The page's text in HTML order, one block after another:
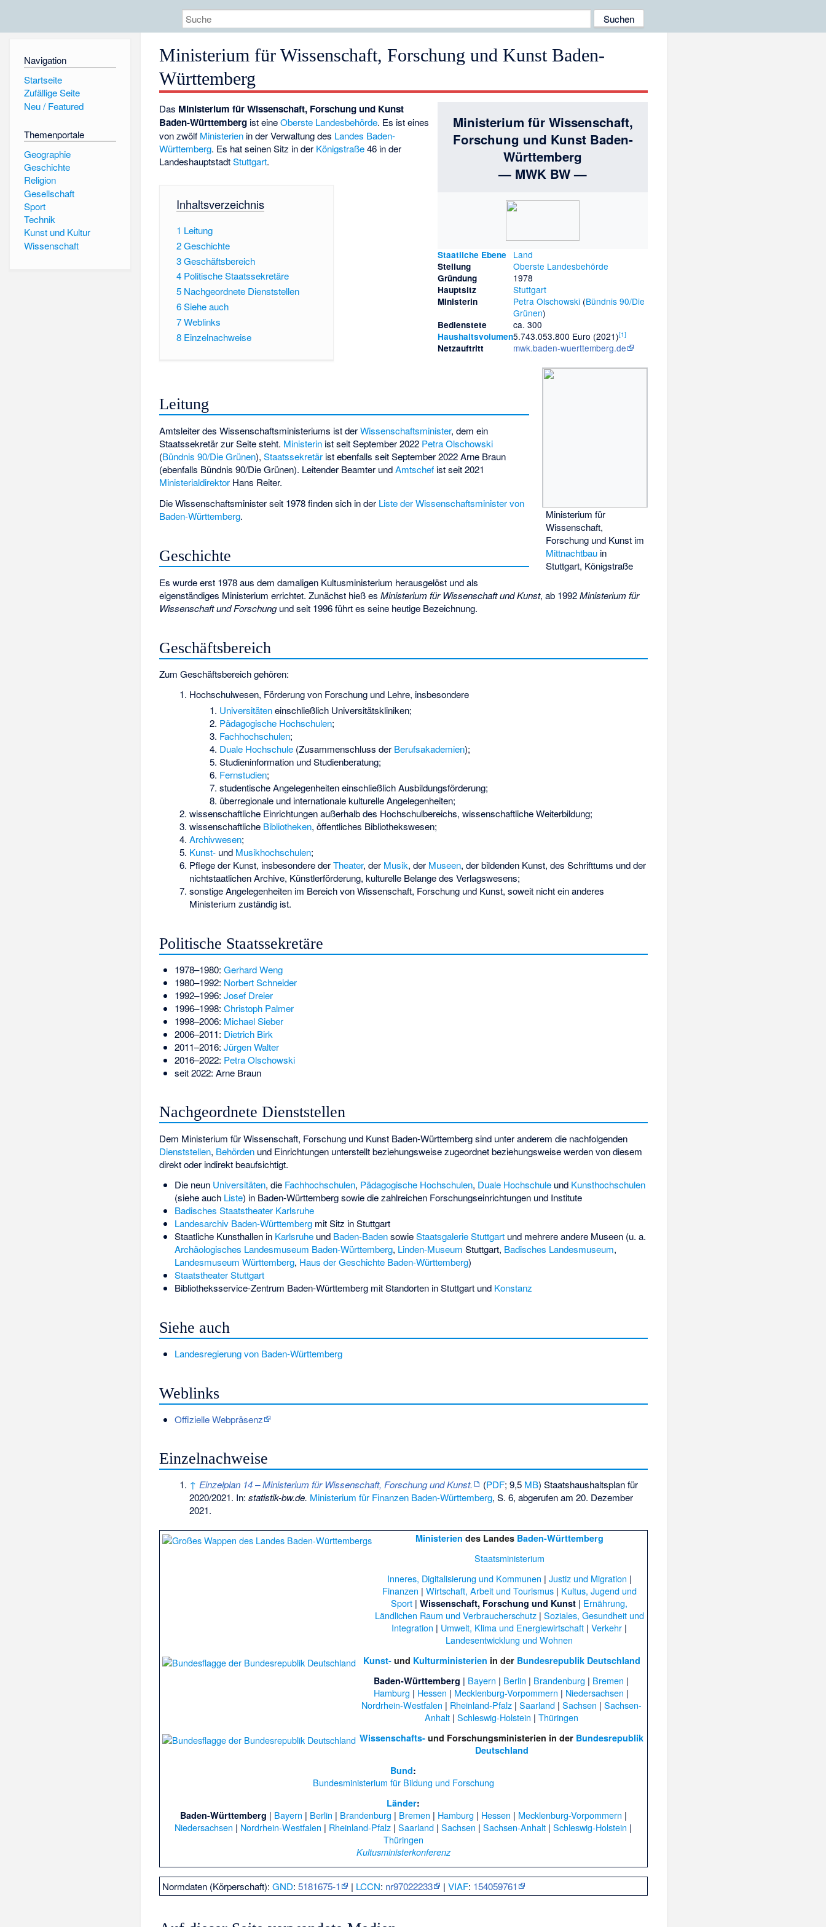
Navigation
Startseite
Zufällige Seite
Neu / Featured
Themenportale
Geographie
Geschichte
Religion
Gesellschaft
Sport
Technik
Kunst und Kultur
Wissenschaft
Ministerium für Wissenschaft, Forschung und Kunst Baden-
Württemberg
Ministerium für Wissenschaft,
Forschung und Kunst Baden-
Württemberg
— MWK BW —
Staatliche Ebene Land
Stellung Oberste Landesbehörde
Gründung 1978
Hauptsitz Stuttgart
Ministerin Petra Olschowski (Bündnis 90/Die
Grünen)
Bedienstete ca. 300
Haushaltsvolumen5.743.053.800 Euro (2021)[1]
Netzauftritt mwk.baden-wuerttemberg.de
Ministerium für
Wissenschaft,
Forschung und Kunst im
Mittnachtbau in
Stuttgart, Königstraße
Das Ministerium für Wissenschaft, Forschung und Kunst
Baden-Württemberg ist eineOberste Landesbehörde. Es ist eines
von zwölf Ministerien in der Verwaltung des Landes Baden-
Württemberg. Es hat seinen Sitz in der Königstraße46 in der
LandeshauptstadtStuttgart.
Inhaltsverzeichnis
1 Leitung
2Geschichte
3Geschäftsbereich
4 Politische Staatssekretäre
5 Nachgeordnete Dienststellen
6Siehe auch
7Weblinks
8 Einzelnachweise
Leitung
Amtsleiter des Wissenschaftsministeriums ist derWissenschaftsminister, dem ein
Staatssekretär zur Seite steht. Ministerin ist seit September 2022 Petra Olschowski
(Bündnis 90/Die Grünen),Staatssekretär ist ebenfalls seit September 2022Arne Braun
(ebenfalls Bündnis 90/Die Grünen). Leitender Beamter undAmtschef ist seit 2021
Ministerialdirektor Hans Reiter.
Die Wissenschaftsminister seit 1978 finden sich in der Liste der Wissenschaftsminister von
Baden-Württemberg.
Geschichte
Es wurde erst 1978 aus dem damaligen Kultusministerium herausgelöst und als
eigenständiges Ministerium errichtet. Zunächst hieß esMinisterium für Wissenschaft und Kunst, ab 1992Ministerium für
Wissenschaft und Forschungund seit 1996 führt es seine heutige Bezeichnung.
Geschäftsbereich
Zum Geschäftsbereich gehören:
Hochschulwesen, Förderung von Forschung und Lehre, insbesondere
Universitäteneinschließlich Universitätskliniken;
Pädagogische Hochschulen;
Fachhochschulen;
Duale Hochschule(Zusammenschluss der Berufsakademien);
Studieninformation und Studienberatung;
Fernstudien;
studentische Angelegenheiten einschließlich Ausbildungsförderung;
überregionale und internationale kulturelle Angelegenheiten;
wissenschaftliche Einrichtungen außerhalb des Hochschulbereichs, wissenschaftliche Weiterbildung;
wissenschaftliche Bibliotheken, öffentliches Bibliothekswesen;
Archivwesen;
Kunst- und Musikhochschulen;
Pflege der Kunst, insbesondere derTheater, der Musik, der Museen, der bildenden Kunst, des Schrifttums und der
nichtstaatlichen Archive, Künstlerförderung, kulturelle Belange des Verlagswesens;
sonstige Angelegenheiten im Bereich von Wissenschaft, Forschung und Kunst, soweit nicht ein anderes
Ministerium zuständig ist.
Politische Staatssekretäre
1978–1980: Gerhard Weng
1980–1992: Norbert Schneider
1992–1996: Josef Dreier
1996–1998: Christoph Palmer
1998–2006: Michael Sieber
2006–2011: Dietrich Birk
2011–2016: Jürgen Walter
2016–2022: Petra Olschowski
seit 2022: Arne Braun
Nachgeordnete Dienststellen
Dem Ministerium für Wissenschaft, Forschung und Kunst Baden-Württemberg sind unter anderem die nachfolgenden
Dienststellen, Behörden und Einrichtungen unterstellt beziehungsweise zugeordnet beziehungsweise werden von diesem
direkt oder indirekt beaufsichtigt.
Die neun Universitäten, die Fachhochschulen, Pädagogische Hochschulen, Duale Hochschuleund Kunsthochschulen
(siehe auch Liste) in Baden-Württemberg sowie die zahlreichen Forschungseinrichtungen und Institute
Badisches Staatstheater Karlsruhe
Landesarchiv Baden-Württembergmit Sitz in Stuttgart
Staatliche Kunsthallen in Karlsruheund Baden-BadensowieStaatsgalerie Stuttgartund mehrere andere Museen (u. a.
Archäologisches Landesmuseum Baden-Württemberg, Linden-Museum Stuttgart, Badisches Landesmuseum,
Landesmuseum Württemberg, Haus der Geschichte Baden-Württemberg)
Staatstheater Stuttgart
Bibliotheksservice-Zentrum Baden-Württembergmit Standorten in Stuttgart und Konstanz
Siehe auch
Landesregierung von Baden-Württemberg
Weblinks
Offizielle Webpräsenz
Einzelnachweise
↑ Einzelplan 14 – Ministerium für Wissenschaft, Forschung und Kunst. (PDF; 9,5 MB) Staatshaushaltsplan für
2020/2021. In: statistik-bw.de. Ministerium für Finanzen Baden-Württemberg, S. 6, abgerufen am 20. Dezember
2021.
Ministerien des Landes Baden-Württemberg
Staatsministerium
Inneres, Digitalisierung und Kommunen | Justiz und Migration |
Finanzen | Wirtschaft, Arbeit und Tourismus| Kultus, Jugend und
Sport |Wissenschaft, Forschung und Kunst | Ernährung,
Ländlichen Raum und Verbraucherschutz| Soziales, Gesundheit und
Integration | Umwelt, Klima und Energiewirtschaft |Verkehr |
Landesentwicklung und Wohnen
Kunst-und Kulturministerien in der Bundesrepublik Deutschland
Baden-Württemberg | Bayern | Berlin | Brandenburg | Bremen |
Hamburg | Hessen | Mecklenburg-Vorpommern | Niedersachsen |
Nordrhein-Westfalen | Rheinland-Pfalz| Saarland| Sachsen | Sachsen-
Anhalt| Schleswig-Holstein | Thüringen
Wissenschafts- und Forschungsministerien in der Bundesrepublik
Deutschland
Bund:
Bundesministerium für Bildung und Forschung
Länder:
Baden-Württemberg | Bayern | Berlin | Brandenburg | Bremen | Hamburg | Hessen | Mecklenburg-Vorpommern |
Niedersachsen | Nordrhein-Westfalen | Rheinland-Pfalz |Saarland |Sachsen |Sachsen-Anhalt |Schleswig-Holstein |
Thüringen
Kultusministerkonferenz
Normdaten (Körperschaft):GND:5181675-1 | LCCN: nr97022233 |VIAF: 154059761